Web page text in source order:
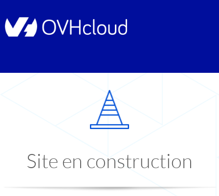
Site en construction